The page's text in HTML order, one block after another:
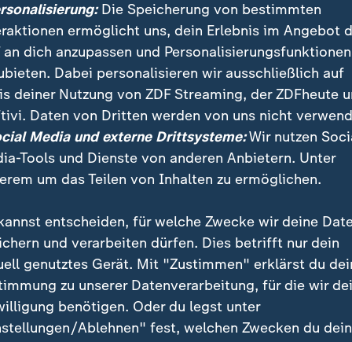
1982 in München geboren, ist ein deutscher
beimVfB StuttgartundFC Bayern Münchensetzte
der zweiten Mannschaft vonHertha BSCund der
Wechsel ins Trainerfach macht er sich im
München einen Namen. 2019 übernahm
Bayern und führte diese 2020 zum Gewinn der 3.
der TSG Hoffenheim. Seit April 2023 ist
Sebastian Hoeneß kommt aus einer bekannten
und sein Onkel Uli Hoeneß.
Die Speicherung von bestimmten
ermöglicht uns, dein Erlebnis im Angebot
an dich anzupassen und Personalisierungsfunktionen
Dabei personalisieren wir ausschließlich auf
deiner Nutzung von ZDF Streaming, der ZDFheute
Daten von Dritten werden von uns nicht
Media und externe Drittsysteme:Wir nutzen
Tools und Dienste von anderen Anbietern. Unter
um das Teilen von Inhalten zu ermöglichen.
entscheiden, für welche Zwecke wir deine
und verarbeiten dürfen. Dies betrifft nur dein
genutztes Gerät. Mit "Zustimmen" erklärst du
zu unserer Datenverarbeitung, für die wir
benötigen. Oder du legst unter
Ablehnen" fest, welchen Zwecken du